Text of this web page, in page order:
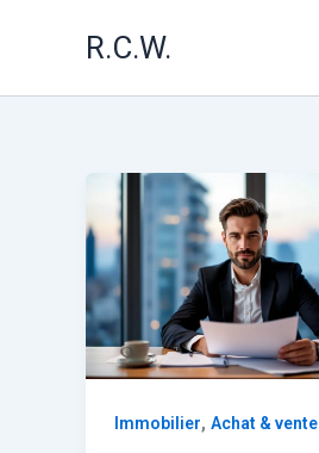
R.C.W.
Immobilier, Achat & vente